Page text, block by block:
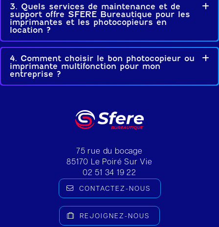
3. Quels services de maintenance et de
support offre SFERE Bureautique pour les
imprimantes et les photocopieurs en
location ?
4. Comment choisir le bon photocopieur ou
imprimante multifonction pour mon
entreprise ?
75 rue du bocage
85170 Le Poiré Sur Vie
02 51 34 19 22
CONTACTEZ-NOUS
REJOIGNEZ-NOUS